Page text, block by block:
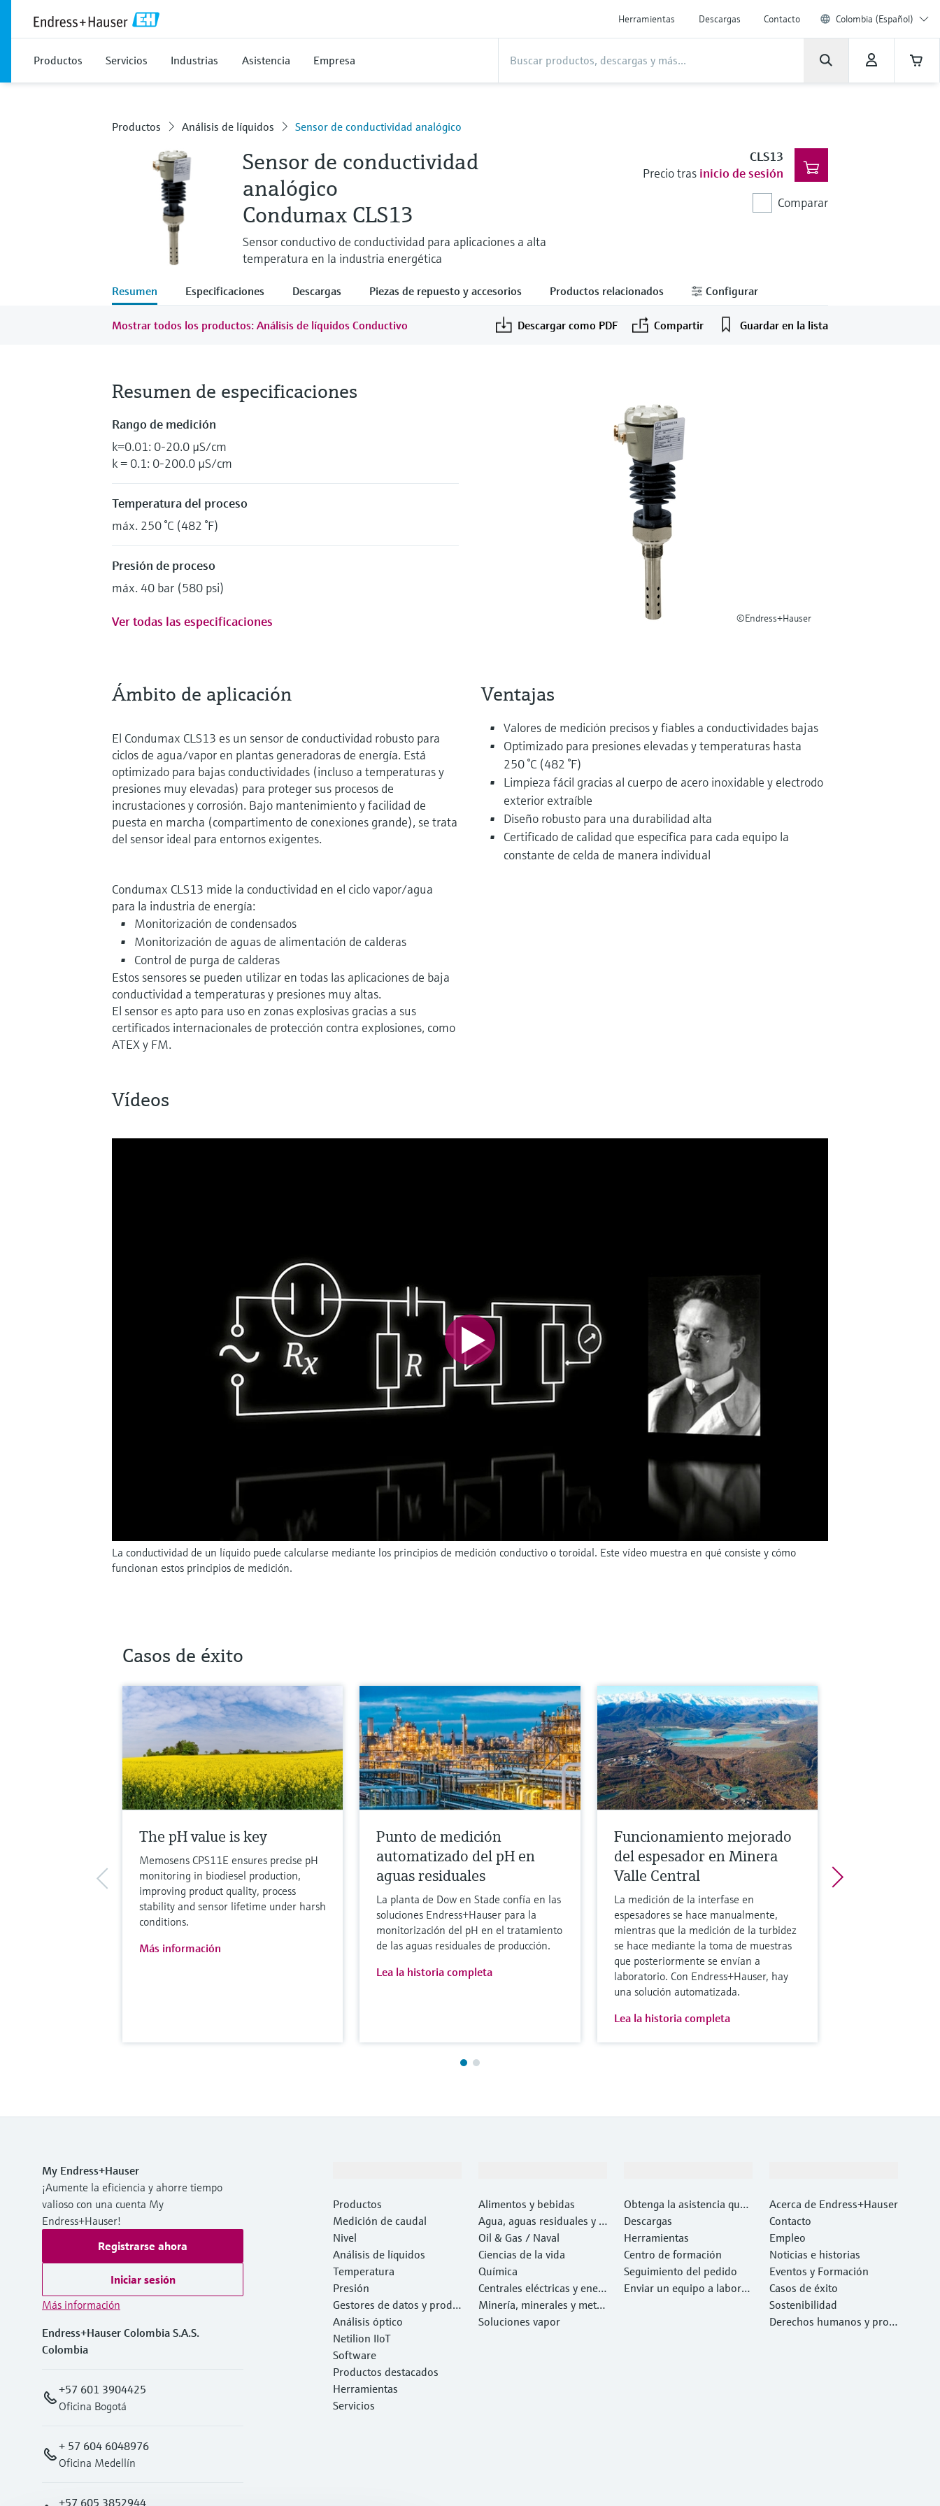
Herramientas Descargas Contacto Colombia (Español)
Productos Servicios Industrias Asistencia Empresa
Productos Análisis de líquidos Sensor de conductividad analógico
Sensor de conductividad
analógico
Condumax CLS13
Sensor conductivo de conductividad para aplicaciones a alta
temperatura en la industria energética
CLS13
Precio tras inicio de sesión
Comparar
Resumen Especificaciones Descargas Piezas de repuesto y accesorios Productos relacionados Configurar
Mostrar todos los productos: Análisis de líquidos Conductivo Descargar como PDF Compartir Guardar en la lista
©Endress+Hauser
Resumen de especificaciones
Rango de medición
k=0.01: 0-20.0 µS/cm
k = 0.1: 0-200.0 µS/cm
Temperatura del proceso
máx. 250 °C (482 °F)
Presión de proceso
máx. 40 bar (580 psi)
Ver todas las especificaciones
Ámbito de aplicación
El Condumax CLS13 es un sensor de conductividad robusto para
ciclos de agua/vapor en plantas generadoras de energía. Está
optimizado para bajas conductividades (incluso a temperaturas y
presiones muy elevadas) para proteger sus procesos de
incrustaciones y corrosión. Bajo mantenimiento y facilidad de
puesta en marcha (compartimento de conexiones grande), se trata
del sensor ideal para entornos exigentes.
Condumax CLS13 mide la conductividad en el ciclo vapor/agua
para la industria de energía:
Monitorización de condensados
Monitorización de aguas de alimentación de calderas
Control de purga de calderas
Estos sensores se pueden utilizar en todas las aplicaciones de baja
conductividad a temperaturas y presiones muy altas.
El sensor es apto para uso en zonas explosivas gracias a sus
certificados internacionales de protección contra explosiones, como
ATEX y FM.
Ventajas
Valores de medición precisos y fiables a conductividades bajas
Optimizado para presiones elevadas y temperaturas hasta
250 °C (482 °F)
Limpieza fácil gracias al cuerpo de acero inoxidable y electrodo
exterior extraíble
Diseño robusto para una durabilidad alta
Certificado de calidad que específica para cada equipo la
constante de celda de manera individual
Vídeos
La conductividad de un líquido puede calcularse mediante los principios de medición conductivo o toroidal. Este vídeo muestra en qué consiste y cómo
funcionan estos principios de medición.
Casos de éxito
The pH value is key
Memosens CPS11E ensures precise pH
monitoring in biodiesel production,
improving product quality, process
stability and sensor lifetime under harsh
conditions.
Más información
Punto de medición
automatizado del pH en
aguas residuales
La planta de Dow en Stade confía en las
soluciones Endress+Hauser para la
monitorización del pH en el tratamiento
de las aguas residuales de producción.
Lea la historia completa
Funcionamiento mejorado
del espesador en Minera
Valle Central
La medición de la interfase en
espesadores se hace manualmente,
mientras que la medición de la turbidez
se hace mediante la toma de muestras
que posteriormente se envían a
laboratorio. Con Endress+Hauser, hay
una solución automatizada.
Lea la historia completa
My Endress+Hauser
¡Aumente la eficiencia y ahorre tiempo
valioso con una cuenta My
Endress+Hauser!
Registrarse ahora
Iniciar sesión
Más información
Endress+Hauser Colombia S.A.S.
Colombia
+57 601 3904425
Oficina Bogotá
+ 57 604 6048976
Oficina Medellín
+57 605 3852944
Productos
Medición de caudal
Nivel
Análisis de líquidos
Temperatura
Presión
Gestores de datos y produ
ctos de sistema
Análisis óptico
Netilion IIoT
Software
Productos destacados
Herramientas
Servicios
Alimentos y bebidas
Agua, aguas residuales y r
esiduos
Oil & Gas / Naval
Ciencias de la vida
Química
Centrales eléctricas y ener
gía
Minería, minerales y metal
es
Soluciones vapor
Obtenga la asistencia que
necesita con rapidez
Descargas
Herramientas
Centro de formación
Seguimiento del pedido
Enviar un equipo a laborat
Acerca de Endress+Hauser
Contacto
Empleo
Noticias e historias
Eventos y Formación
Casos de éxito
Sostenibilidad
Derechos humanos y prote